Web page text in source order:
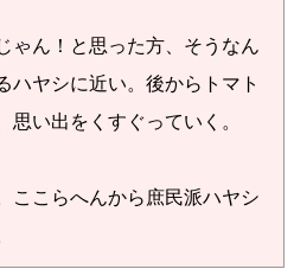
ゃん！と思った方、そうなん
ハヤシに近い。後からトマト
思い出をくすぐっていく。
ここらへんから庶民派ハヤシ